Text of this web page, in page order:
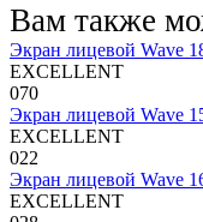
Вам также
Экран лицевой Wave
EXCELLENT
070
Экран лицевой Wave
EXCELLENT
022
Экран лицевой Wave
EXCELLENT